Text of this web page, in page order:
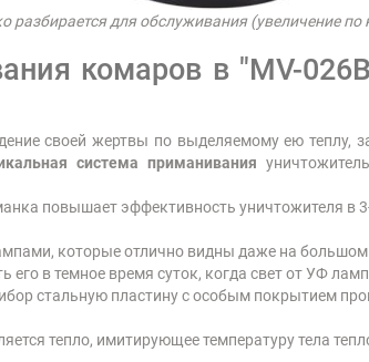
разбирается для обслуживания (увеличение по
комаров в "MV-
своей жертвы по выделяемому ею теплу,
система приманивания
повышает эффективность уничтожителя в
которые отлично видны даже на
в темное время суток, когда свет от УФ
стальную пластину с особым покрытием
тепло, имитирующее температуру тела